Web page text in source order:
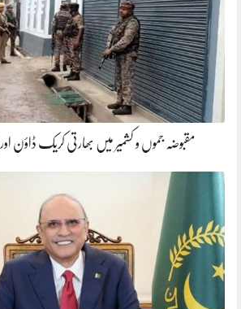
مقبوضہ جموں و کشمیر میں بھارتی کریک ڈاؤن